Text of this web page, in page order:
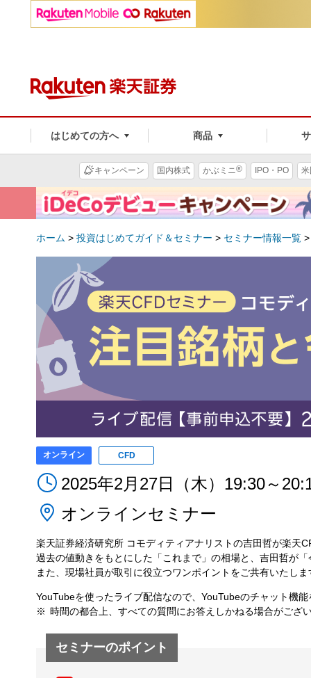
はじめての方へ 商品
キャンペーン 国内株式 かぶミニ® IPO・PO
ホーム > 投資はじめてガイド＆セミナー > セミナー情報一覧
オンライン CFD
2025年2月27日（木）19:30～
オンラインセミナー
楽天証券経済研究所 コモディティアナリストの吉田哲が楽天
過去の値動きをもとにした「これまで」の相場と、吉田哲が
また、現場社員が取引に役立つワンポイントをご共有いたしま
YouTubeを使ったライブ配信なので、YouTubeのチャット機
時間の都合上、すべての質問にお答えしかねる場合がござ
セミナーのポイント